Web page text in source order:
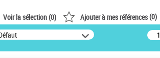
Voir la sélection (0) Ajouter à mes références(0)